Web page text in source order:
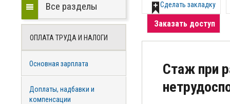
Сделать закладку
Заказать доступ
Стаж при
Все разделы
ОПЛАТА ТРУДА И НАЛОГИ
Основная зарплата
Доплаты, надбавки и
компенсации